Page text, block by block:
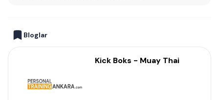
Bloglar
Kick Boks - Muay Thai